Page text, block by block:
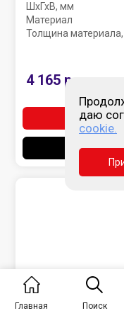
ШхГхВ, мм
Материал
Толщина
4 165 р.
ВЭ303.2
3 цвета
Туалетный столик
Главная Поиск
даю
cookie.